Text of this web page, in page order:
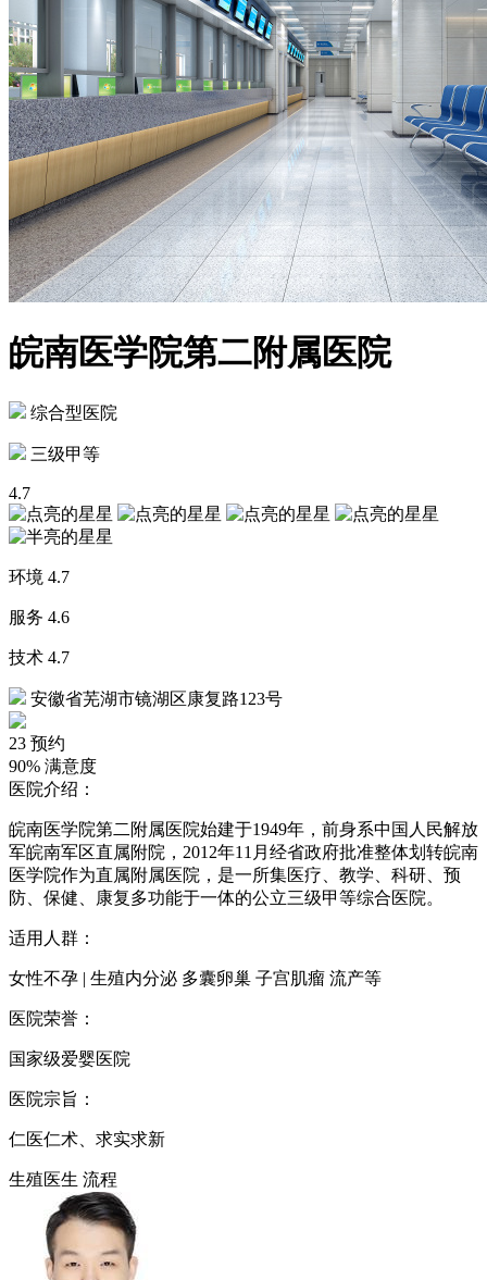
皖南医学院第二附属医院
综合型医院
三级甲等
4.7
环境 4.7
服务 4.6
技术 4.7
安徽省芜湖市镜湖区康复路123号
23 预约
90% 满意度
医院介绍：
皖南医学院第二附属医院始建于1949年，前身系中国人民解放
军皖南军区直属附院，2012年11月经省政府批准整体划转皖南
医学院作为直属附属医院，是一所集医疗、教学、科研、预
防、保健、康复多功能于一体的公立三级甲等综合医院。
适用人群：
女性不孕 | 生殖内分泌 多囊卵巢 子宫肌瘤 流产等
医院荣誉：
国家级爱婴医院
医院宗旨：
仁医仁术、求实求新
生殖医生 流程